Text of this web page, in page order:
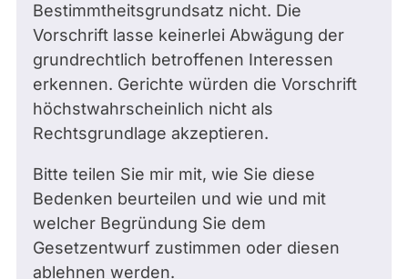
Bestimmtheitsgrundsatz nicht. Die
Vorschrift lasse keinerlei Abwägung der
grundrechtlich betroffenen Interessen
erkennen. Gerichte würden die Vorschrift
höchstwahrscheinlich nicht als
Rechtsgrundlage akzeptieren.
Bitte teilen Sie mir mit, wie Sie diese
Bedenken beurteilen und wie und mit
welcher Begründung Sie dem
Gesetzentwurf zustimmen oder diesen
ablehnen werden.